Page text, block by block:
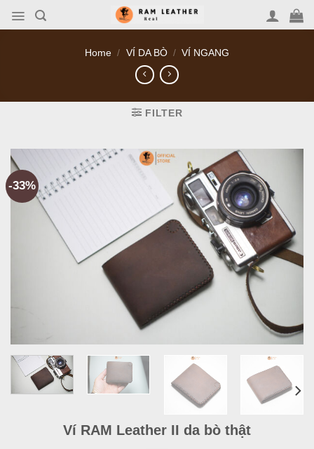
Home / VÍ DA BÒ / VÍ NGANG
FILTER
-33%
Ví RAM Leather II da bò thật